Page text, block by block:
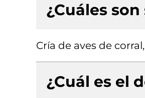
¿Cuáles
Cría de aves de
¿Cuál es el